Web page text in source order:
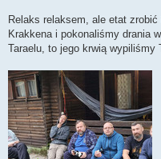
Relaks relaksem, ale etat
Krakkena i pokonaliśmy drania
Taraelu, to jego krwią wypiliśmy